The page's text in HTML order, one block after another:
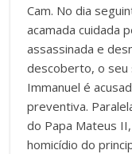
Cam. No dia
acamada cuidada
assassinada e
descoberto, o seu
Immanuel é
preventiva.
do Papa Mateus
homicídio do